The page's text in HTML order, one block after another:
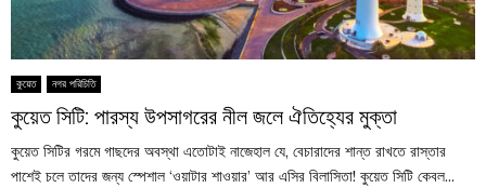
কুয়েত নগর পরিচিতি
কুয়েত সিটি: পারস্য উপসাগরের নীল জলে ঐতিহ্যের মুক্তা
কুয়েত সিটির গরমে গাছদের অবস্থা এতোটাই নাজেহাল যে, বেচারাদের শান্ত রাখতে রাস্তার
পাশেই চলে তাদের জন্য স্পেশাল ‘ওয়াটার শাওয়ার’ আর এসির বিলাসিতা! কুয়েত সিটি কেবল...